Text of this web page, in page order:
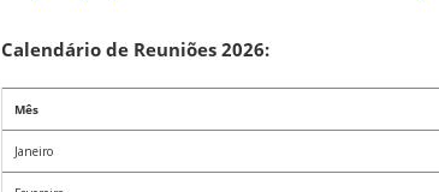
Calendário de Reuniões 2026:
Mês
Janeiro